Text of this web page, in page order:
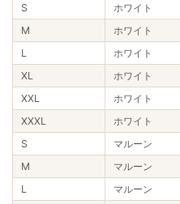
S
ホワイト
M
ホワイト
L
ホワイト
XL
ホワイト
XXL
ホワイト
XXXL
ホワイト
S
マルーン
M
マルーン
L
マルーン